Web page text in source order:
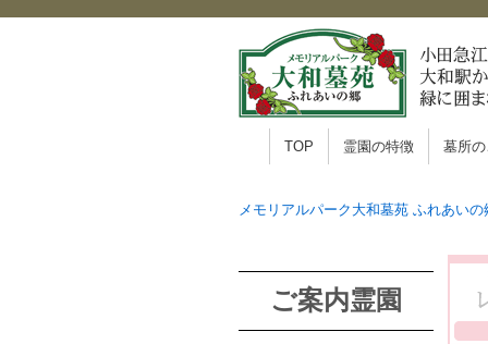
TOP 霊園の特徴 墓所
メモリアルパーク大和墓苑 ふれあいの
ご案内霊園